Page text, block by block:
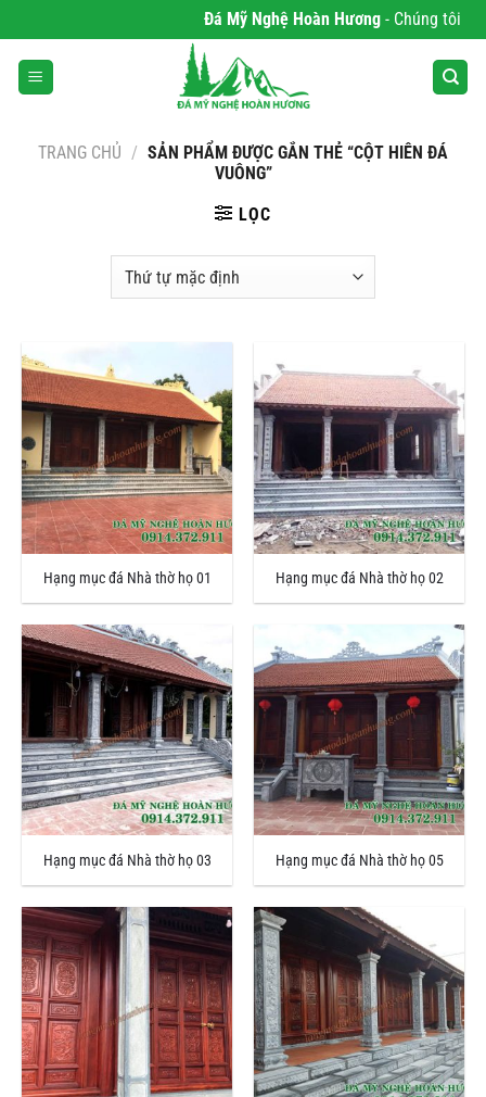
qua
nội
dung
Đá Mỹ Nghệ Hoàn Hương- Chúng tôi
TRANG CHỦ / SẢN PHẨM ĐƯỢC GẮN THẺ “CỘT HIÊN ĐÁ
VUÔNG”
LỌC
Hạng mục đá Nhà thờ họ 01 Hạng mục đá Nhà thờ họ 02
Hạng mục đá Nhà thờ họ 03 Hạng mục đá Nhà thờ họ 05